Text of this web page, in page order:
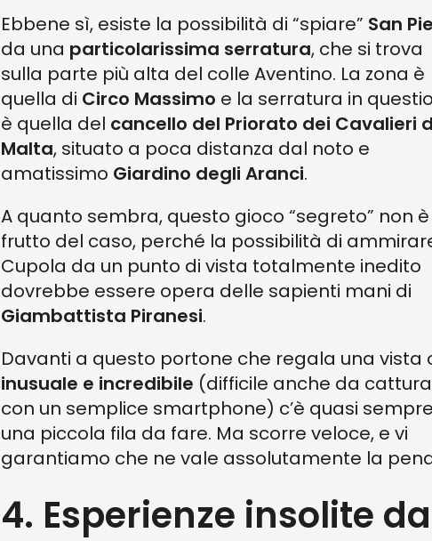
Ebbene sì, esiste la possibilità di “spiare” San
da una particolarissima serratura, che si trova
sulla parte più alta del colle Aventino. La zona è
quella di Circo Massimo e la serratura in
è quella del cancello del Priorato dei Cavalieri
Malta, situato a poca distanza dal noto e
amatissimo Giardino degli Aranci.
A quanto sembra, questo gioco “segreto” non è
frutto del caso, perché la possibilità di
Cupola da un punto di vista totalmente inedito
dovrebbe essere opera delle sapienti mani di
Giambattista Piranesi.
Davanti a questo portone che regala una vista
inusuale e incredibile (difficile anche da
con un semplice smartphone) c’è quasi
una piccola fila da fare. Ma scorre veloce, e vi
garantiamo che ne vale assolutamente la
4. Esperienze insolite da